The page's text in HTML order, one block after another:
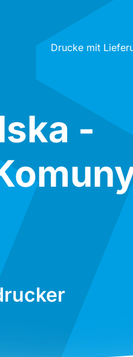
Drucke mit
-